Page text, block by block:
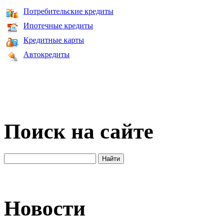
Потребительские кредиты
Ипотечные кредиты
Кредитные карты
Автокредиты
Поиск на сайте
Новости